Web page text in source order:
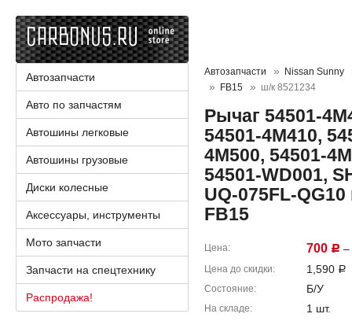
Автозапчасти
Nissan Sunny
FB15
ш/к 8521234
Рычаг 54501-
54501-4M410,
4M500, 54501-
54501-WD001,
UQ-075FL-
FB15
Цена 700 Р –
Цена до скидки 1,590 Р
Состояние Б/У
На складе 1 шт.
Автозапчасти
Авто по запчастям
Автошины легковые
Автошины грузовые
Диски колесные
Аксессуары, инструменты
Мото запчасти
Запчасти на спецтехнику
Распродажа!